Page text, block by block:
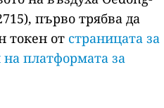
първо трябва да
токен от страницата за
платформата за